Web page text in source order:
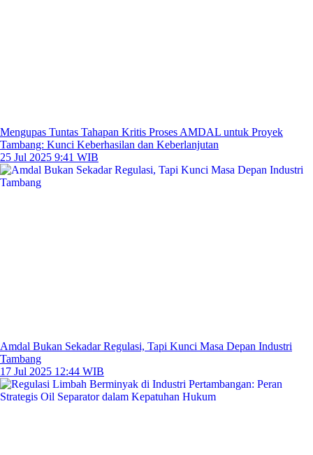
Mengupas Tuntas Tahapan Kritis Proses AMDAL untuk Proyek
Tambang: Kunci Keberhasilan dan Keberlanjutan
25 Jul 2025 9:41 WIB
Amdal Bukan Sekadar Regulasi, Tapi Kunci Masa Depan Industri
Tambang
17 Jul 2025 12:44 WIB